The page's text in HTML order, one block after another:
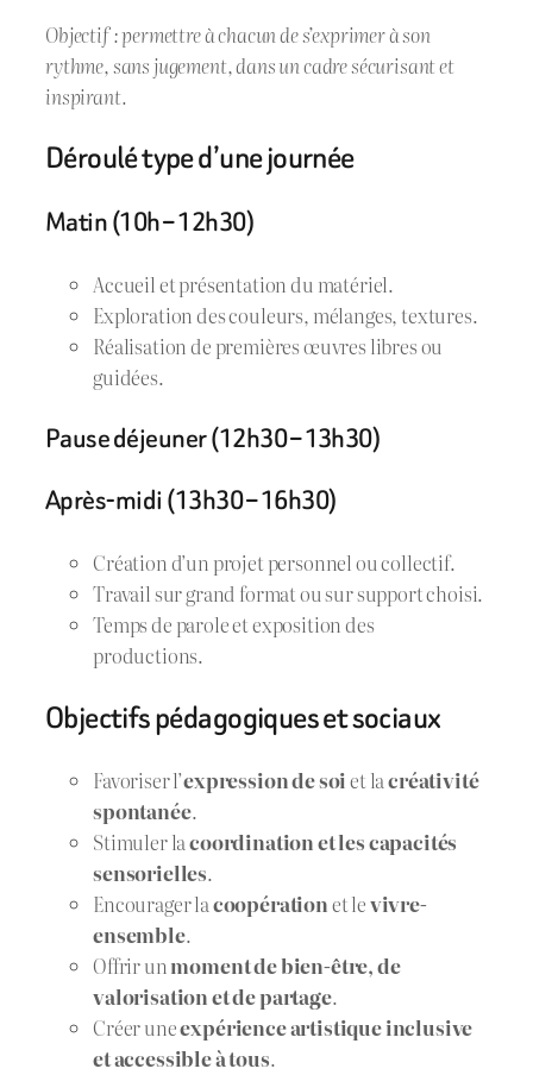
Objectif : permettre à chacun de s’exprimer à son
rythme, sans jugement, dans un cadre sécurisant et
inspirant.
Déroulé type d’une journée
Matin (10h – 12h30)
Accueil et présentation du matériel.
Exploration des couleurs, mélanges, textures.
Réalisation de premières œuvres libres ou
guidées.
Pause déjeuner (12h30 – 13h30)
Après-midi (13h30 – 16h30)
Création d’un projet personnel ou collectif.
Travail sur grand format ou sur support choisi.
Temps de parole et exposition des
productions.
Objectifs pédagogiques et sociaux
Favoriser l’expression de soiet lacréativité
spontanée.
Stimuler lacoordination et les capacités
sensorielles.
Encourager lacoopérationet levivre-
ensemble.
Offrir unmoment de bien-être, de
valorisation et de partage.
Créer uneexpérience artistique inclusive
et accessible à tous.